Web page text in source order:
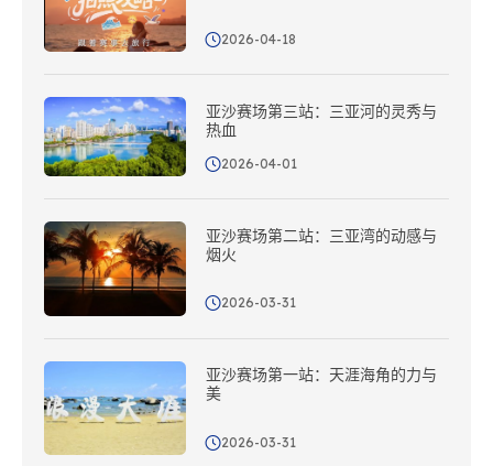
2026-04-18
亚沙赛场第三站：三亚河的灵秀与
热血
2026-04-01
亚沙赛场第二站：三亚湾的动感与
烟火
2026-03-31
亚沙赛场第一站：天涯海角的力与
美
2026-03-31